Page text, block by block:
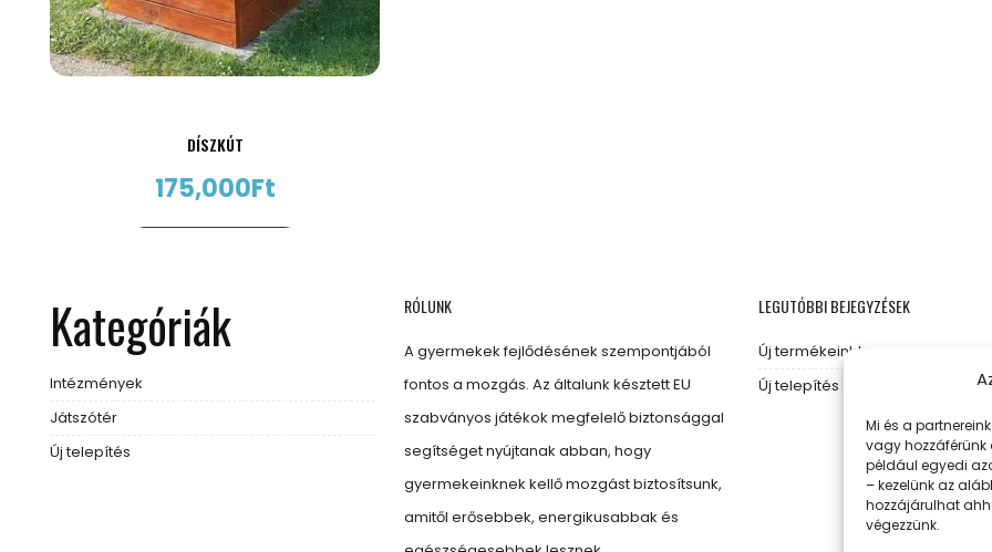
Mi és a
vagy hozzáférünk
például egyedi
– kezelünk az
hozzájárulhat
végezzünk.
DÍSZKÚT
175,000Ft
Kategóriák
Intézmények
Játszótér
Új telepítés
RÓLUNK
A gyermekek fejlődésének szempontjából
fontos a mozgás. Az általunk késztett EU
szabványos játékok megfelelő biztonsággal
segítséget nyújtanak abban, hogy
gyermekeinknek kellő mozgást biztosítsunk,
amitől erősebbek, energikusabbak és
LEGUTÓBBI BEJEGYZÉSEK
Új termékeink!
Új telepítés